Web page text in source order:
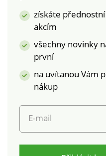
získáte
akcím
všechny novinky
první
na uvítanou Vám
nákup
E-mail